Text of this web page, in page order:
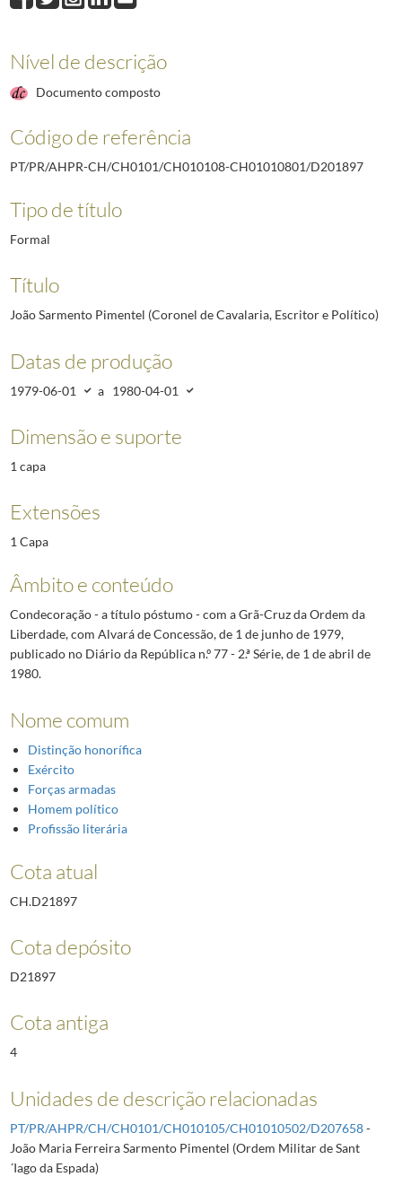
D201901Humberto Delgado (General da Força Aérea Portuguesa)
D201903
Bernardino Machado (Presidente da República)
José Maria Norton de Matos (General e Político)
D212249
Antero Consiglieri de Sá Pereira [Radiotelegrafista]
Nível de descrição
Documento composto
Código de referência
PT/PR/AHPR-CH/CH0101/CH010108-CH01010801/D201897
Tipo de título
Formal
Título
João Sarmento Pimentel (Coronel de Cavalaria, Escritor e Político)
Datas de produção
1979-06-01 a 1980-04-01
Dimensão e suporte
1 capa
Extensões
1 Capa
Âmbito e conteúdo
Condecoração - a título póstumo - com a Grã-Cruz da Ordem da
Liberdade, com Alvará de Concessão, de 1 de junho de 1979,
publicado no Diário da República n.º 77 - 2.ª Série, de 1 de abril de
1980.
Nome comum
Distinção honorífica
Exército
Forças armadas
Homem político
Profissão literária
Cota atual
CH.D21897
Cota depósito
D21897
Cota antiga
4
Unidades de descrição relacionadas
PT/PR/AHPR/CH/CH0101/CH010105/CH01010502/D207658-
João Maria Ferreira Sarmento Pimentel (Ordem Militar de Sant
´Iago da Espada)